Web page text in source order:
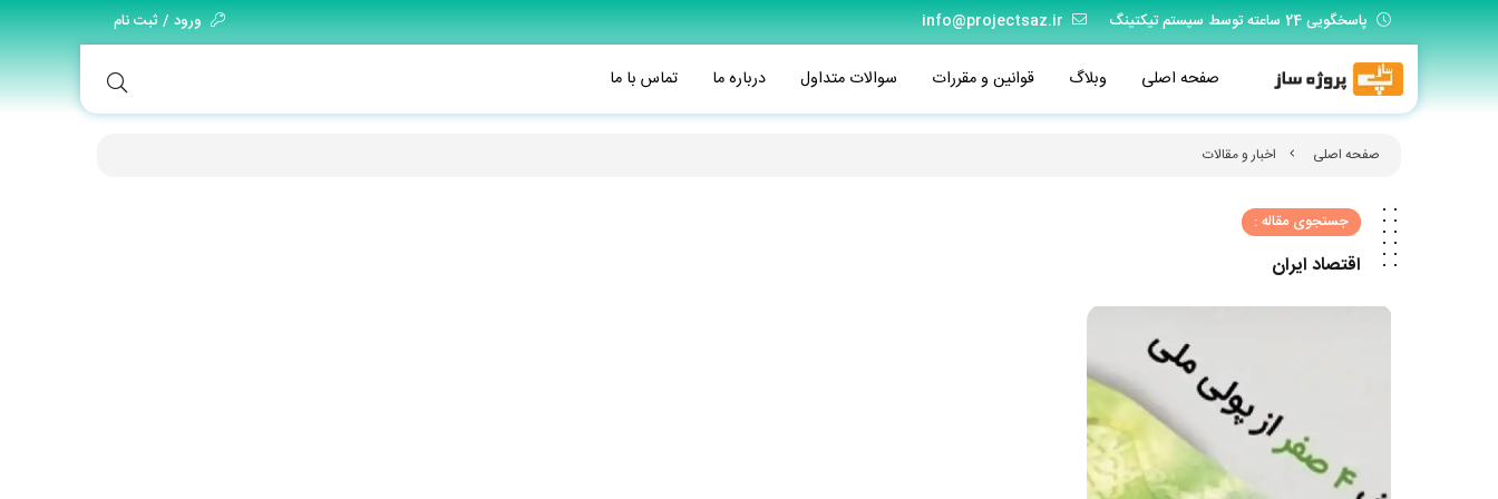
پاسخگویی 24 ساعته توسط سیستم تیکتینگ info@projectsaz.ir ورود / ثبت نام
صفحه اصلی وبلاگ قوانین و مقررات سوالات متداول درباره ما تماس با ما
صفحه اصلی اخبار و مقالات
جستجوی مقاله :
اقتصاد ایران